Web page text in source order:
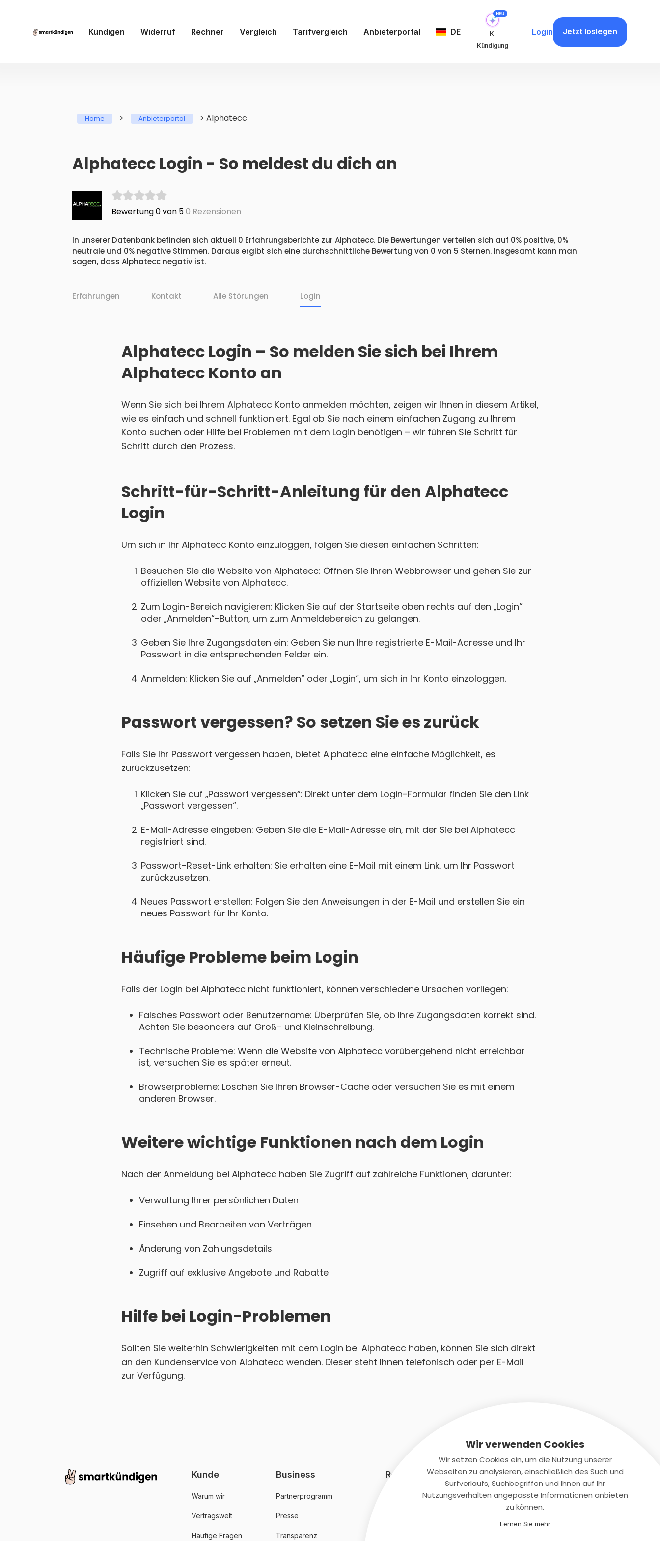
Kündigen Widerruf Rechner Vergleich Tarifvergleich Anbieterportal DE
KI
Kündigung
Login Jetzt loslegen
Home > Anbieterportal > Alphatecc
Alphatecc Login - So meldest du dich an
Bewertung 0 von 50 Rezensionen
In unserer Datenbank befinden sich aktuell 0 Erfahrungsberichte zur Alphatecc. Die Bewertungen verteilen sich auf 0% positive, 0%
neutrale und 0% negative Stimmen. Daraus ergibt sich eine durchschnittliche Bewertung von 0 von 5 Sternen. Insgesamt kann man
sagen, dass Alphatecc negativ ist.
Erfahrungen Kontakt Alle Störungen Login
Alphatecc Login – So melden Sie sich bei Ihrem
Alphatecc Konto an
Wenn Sie sich bei Ihrem Alphatecc Konto anmelden möchten, zeigen wir Ihnen in diesem Artikel,
wie es einfach und schnell funktioniert. Egal ob Sie nach einem einfachen Zugang zu Ihrem
Konto suchen oder Hilfe bei Problemen mit dem Login benötigen – wir führen Sie Schritt für
Schritt durch den Prozess.
Schritt-für-Schritt-Anleitung für den Alphatecc
Login
Um sich in Ihr Alphatecc Konto einzuloggen, folgen Sie diesen einfachen Schritten:
Besuchen Sie die Website von Alphatecc: Öffnen Sie Ihren Webbrowser und gehen Sie zur
offiziellen Website von Alphatecc.
Zum Login-Bereich navigieren: Klicken Sie auf der Startseite oben rechts auf den „Login“
oder „Anmelden“-Button, um zum Anmeldebereich zu gelangen.
Geben Sie Ihre Zugangsdaten ein: Geben Sie nun Ihre registrierte E-Mail-Adresse und Ihr
Passwort in die entsprechenden Felder ein.
Anmelden: Klicken Sie auf „Anmelden“ oder „Login“, um sich in Ihr Konto einzologgen.
Passwort vergessen? So setzen Sie es zurück
Falls Sie Ihr Passwort vergessen haben, bietet Alphatecc eine einfache Möglichkeit, es
zurückzusetzen:
Klicken Sie auf „Passwort vergessen“: Direkt unter dem Login-Formular finden Sie den Link
„Passwort vergessen“.
E-Mail-Adresse eingeben: Geben Sie die E-Mail-Adresse ein, mit der Sie bei Alphatecc
registriert sind.
Passwort-Reset-Link erhalten: Sie erhalten eine E-Mail mit einem Link, um Ihr Passwort
zurückzusetzen.
Neues Passwort erstellen: Folgen Sie den Anweisungen in der E-Mail und erstellen Sie ein
neues Passwort für Ihr Konto.
Häufige Probleme beim Login
Falls der Login bei Alphatecc nicht funktioniert, können verschiedene Ursachen vorliegen:
Falsches Passwort oder Benutzername: Überprüfen Sie, ob Ihre Zugangsdaten korrekt sind.
Achten Sie besonders auf Groß- und Kleinschreibung.
Technische Probleme: Wenn die Website von Alphatecc vorübergehend nicht erreichbar
ist, versuchen Sie es später erneut.
Browserprobleme: Löschen Sie Ihren Browser-Cache oder versuchen Sie es mit einem
anderen Browser.
Weitere wichtige Funktionen nach dem Login
Nach der Anmeldung bei Alphatecc haben Sie Zugriff auf zahlreiche Funktionen, darunter:
Verwaltung Ihrer persönlichen Daten
Einsehen und Bearbeiten von Verträgen
Änderung von Zahlungsdetails
Zugriff auf exklusive Angebote und Rabatte
Hilfe bei Login-Problemen
Sollten Sie weiterhin Schwierigkeiten mit dem Login bei Alphatecc haben, können Sie sich direkt
an den Kundenservice von Alphatecc wenden. Dieser steht Ihnen telefonisch oder per E-Mail
zur Verfügung.
Kunde
Warum wir
Vertragswelt
Häufige Fragen
Business
Partnerprogramm
Presse
Transparenz
Rechtliches Kontaktiere uns
+(49)2131/708-4280
Wir verwenden Cookies
Wir setzen Cookies ein, um die Nutzung unserer
Webseiten zu analysieren, einschließlich des Such und
Surfverlaufs, Suchbegriffen und Ihnen auf Ihr
Nutzungsverhalten angepasste Informationen anbieten
zu können.
Lernen Sie mehr